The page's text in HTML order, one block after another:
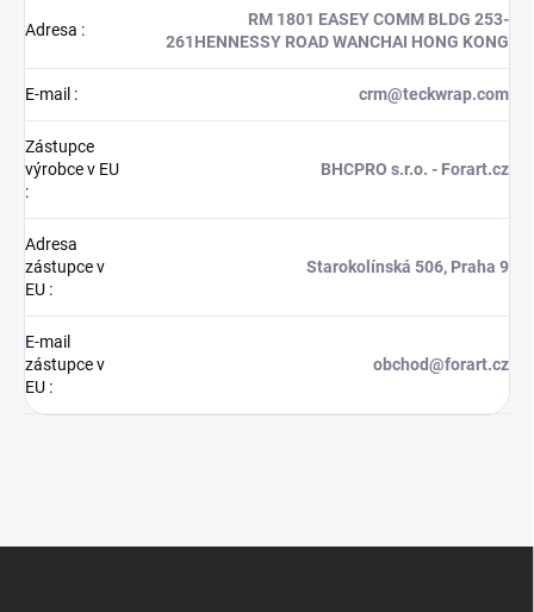
Adresa :
RM 1801 EASEY COMM BLDG 253-
261HENNESSY ROAD WANCHAI HONG KONG
E-mail : crm@teckwrap.com
Zástupce
výrobce v EU
:
BHCPRO s.r.o. - Forart.cz
Adresa
zástupce v
EU :
Starokolínská 506, Praha 9
E-mail
zástupce v
EU :
obchod@forart.cz